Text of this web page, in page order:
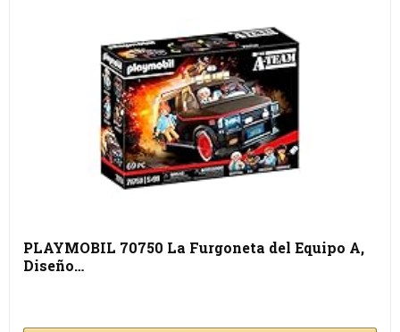
PLAYMOBIL 70750 La Furgoneta del Equipo A,
Diseño…